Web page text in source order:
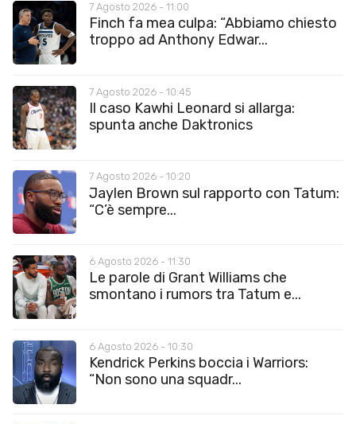
7 Agosto 2026 - 11:00
Finch fa mea culpa: “Abbiamo chiesto
troppo ad Anthony Edwar...
7 Agosto 2026 - 10:45
Il caso Kawhi Leonard si allarga:
spunta anche Daktronics
7 Agosto 2026 - 10:20
Jaylen Brown sul rapporto con Tatum:
“C’è sempre...
6 Agosto 2026 - 11:30
Le parole di Grant Williams che
smontano i rumors tra Tatum e...
6 Agosto 2026 - 10:30
Kendrick Perkins boccia i Warriors:
“Non sono una squadr...